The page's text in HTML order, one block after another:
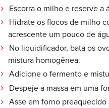
Escorra o milho e reserve a
Hidrate os flocos de milho
acrescente um pouco de
No liquidificador, bata os
mistura homogênea.
Adicione o fermento e
Despeje a massa em uma
Asse em forno